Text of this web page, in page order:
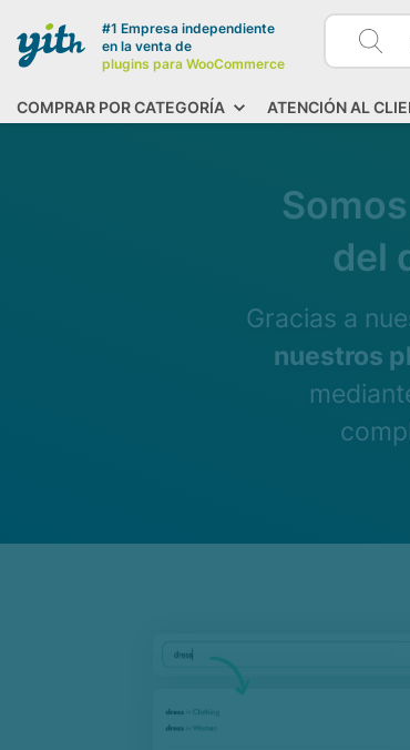
#1 Empresa independiente
en la venta de
plugins para WooCommerce
COMPRAR POR CATEGORÍA ATENCIÓN AL
del
Gracias a
nuestros